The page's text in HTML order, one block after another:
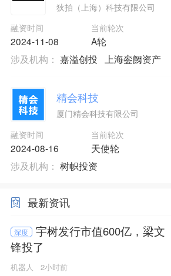
狄拍（上海）科技有限公司
融资时间
2024-11-08
当前轮次
A轮
涉及机构： 嘉溢创投 上海銮阙资产
精会科技
厦门精会科技有限公司
融资时间
2024-08-16
当前轮次
天使轮
涉及机构： 树帜投资
最新资讯
深度
宇树发行市值600亿，梁文
锋投了
机器人 2小时前